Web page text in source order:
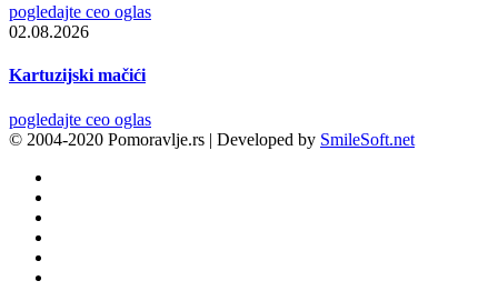
pogledajte ceo oglas
02.08.2026
Kartuzijski mačići
pogledajte ceo oglas
© 2004-2020 Pomoravlje.rs | Developed by SmileSoft.net